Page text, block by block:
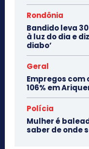
Rondônia
Bandido leva
à luz do dia e
diabo’
Geral
Empregos
106% em
Polícia
Mulher é
saber de onde